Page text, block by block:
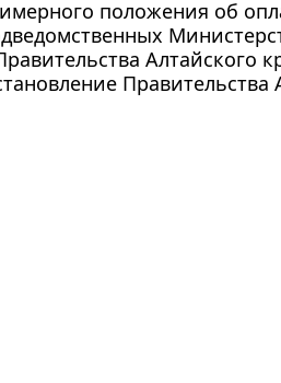
положения об
Алтайского
Правительства